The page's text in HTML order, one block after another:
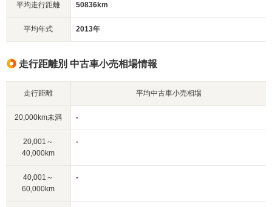
平均走行距離 50836km
平均年式 2013年
走行距離別 中古車小売相場情報
走行距離 平均中古車小売相場
20,000km未満 -
20,001～
40,000km
-
40,001～
60,000km
-